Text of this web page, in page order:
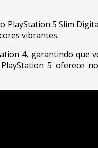
5 Slim
vibrantes.
4, garantindo que
5 oferece